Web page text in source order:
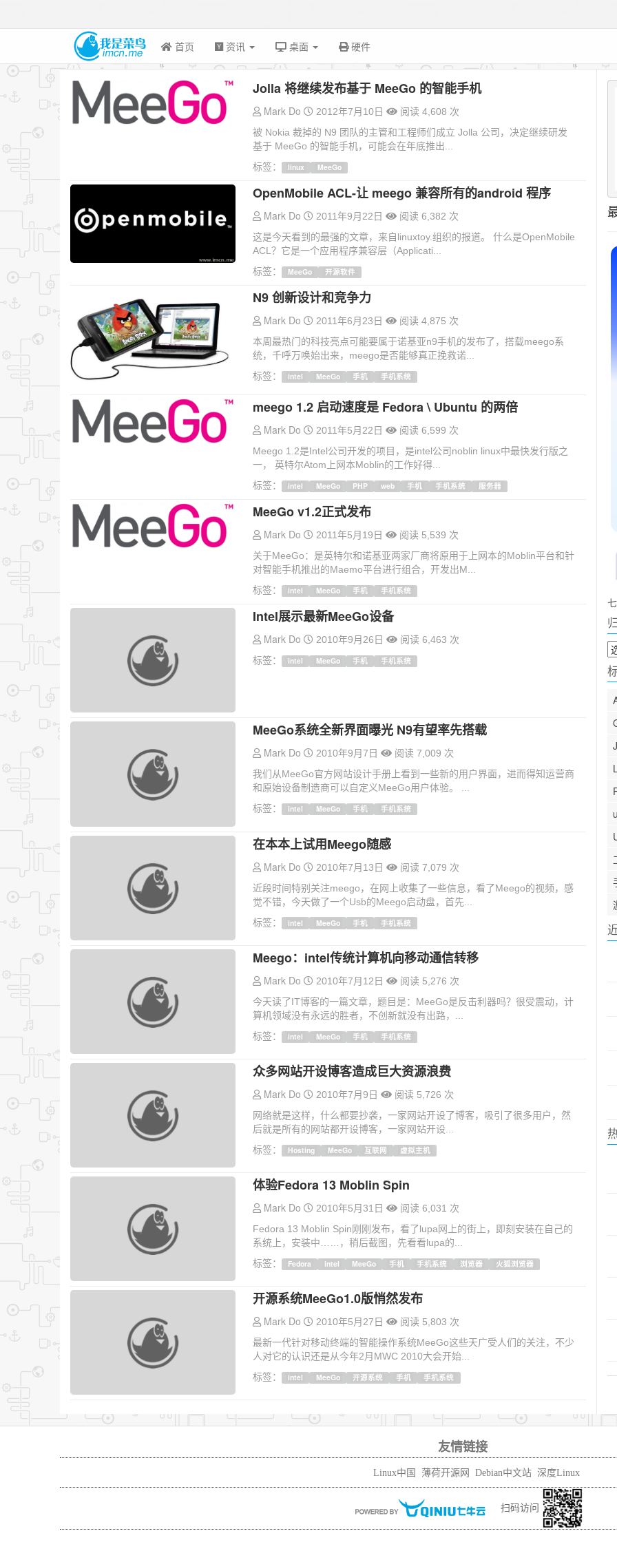
首页 资讯 桌面 硬件
Jolla 将继续发布基于 MeeGo 的智能手机
Mark Do 2012年7月10日
阅读 4,608 次
被 Nokia 裁掉的 N9 团队的主管和工程师们成立 Jolla 公司，决定继续研发
基于 MeeGo 的智能手机，可能会在年底推出...
标签：
linux MeeGo
OpenMobile ACL-让 meego 兼容所有的android 程序
Mark Do 2011年9月22日
阅读 6,382 次
这是今天看到的最强的文章，来自linuxtoy.组织的报道。 什么是OpenMobile
ACL？它是一个应用程序兼容层（Applicati...
标签：
MeeGo 开源软件
N9 创新设计和竞争力
Mark Do 2011年6月23日
阅读 4,875 次
本周最热门的科技亮点可能要属于诺基亚n9手机的发布了，搭载meego系
统，千呼万唤始出来，meego是否能够真正挽救诺...
标签：
intel MeeGo 手机 手机系统
meego 1.2 启动速度是 Fedora \ Ubuntu 的两倍
Mark Do 2011年5月22日
阅读 6,599 次
Meego 1.2是Intel公司开发的项目，是intel公司noblin linux中最快发行版之
一， 英特尔Atom上网本Moblin的工作好得...
标签：
intel MeeGo PHP web 手机 手机系统 服务器
MeeGo v1.2正式发布
Mark Do 2011年5月19日
阅读 5,539 次
关于MeeGo：是英特尔和诺基亚两家厂商将原用于上网本的Moblin平台和针
对智能手机推出的Maemo平台进行组合，开发出M...
标签：
intel MeeGo 手机 手机系统
Intel展示最新MeeGo设备
Mark Do 2010年9月26日
阅读 6,463 次
标签：
intel MeeGo 手机 手机系统
MeeGo系统全新界面曝光 N9有望率先搭载
Mark Do 2010年9月7日
阅读 7,009 次
我们从MeeGo官方网站设计手册上看到一些新的用户界面，进而得知运营商
和原始设备制造商可以自定义MeeGo用户体验。 ...
标签：
intel MeeGo 手机 手机系统
在本本上试用Meego随感
Mark Do 2010年7月13日
阅读 7,079 次
近段时间特别关注meego，在网上收集了一些信息，看了Meego的视频，感
觉不错，今天做了一个Usb的Meego启动盘，首先...
标签：
intel MeeGo 手机 手机系统
Meego：intel传统计算机向移动通信转移
Mark Do 2010年7月12日
阅读 5,276 次
今天读了IT博客的一篇文章，题目是：MeeGo是反击利器吗？很受震动，计
算机领域没有永远的胜者，不创新就没有出路，...
标签：
intel MeeGo 手机 手机系统
众多网站开设博客造成巨大资源浪费
Mark Do 2010年7月9日
阅读 5,726 次
网络就是这样，什么都要抄袭，一家网站开设了博客，吸引了很多用户，然
后就是所有的网站都开设博客，一家网站开设...
标签：
Hosting MeeGo 互联网 虚拟主机
体验Fedora 13 Moblin Spin
Mark Do 2010年5月31日
阅读 6,031 次
Fedora 13 Moblin Spin刚刚发布，看了lupa网上的街上，即刻安装在自己的
系统上，安装中……，稍后截图，先看看lupa的...
标签：
Fedora intel MeeGo 手机 手机系统 浏览器 火狐浏览器
开源系统MeeGo1.0版悄然发布
Mark Do 2010年5月27日
阅读 5,803 次
最新一代针对移动终端的智能操作系统MeeGo这些天广受人们的关注，不少
人对它的认识还是从今年2月MWC 2010大会开始...
标签：
intel MeeGo 开源系统 手机 手机系统
归
档
友情链接
Linux中国 薄荷开源网 Debian中文站 深度Linux
扫码访问